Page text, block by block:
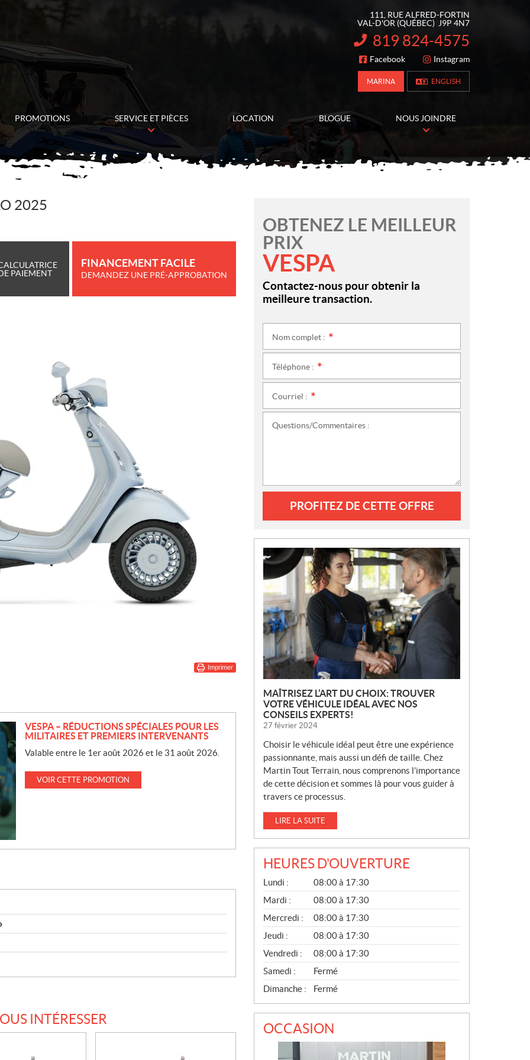
111, RUE ALFRED-FORTIN
VAL-D'OR (QUÉBEC) J9P 4N7
INFORMATION :
819 824-4575
SUIVEZ-NOUS
Facebook Instagram
MARINA ENGLISH
PROMOTIONS SERVICE ET PIÈCES LOCATION BLOGUE NOUS JOINDRE
2025
PAIEMENT
FINANCEMENT FACILE
DEMANDEZ UNE PRÉ-APPROBATION
Imprimer
VESPA – RÉDUCTIONS SPÉCIALES POUR LES
MILITAIRES ET PREMIERS INTERVENANTS
Valable entre le 1er août 2026 et le 31 août 2026.
VOIR CETTE PROMOTION
INTÉRESSER
OBTENEZ LE MEILLEUR
PRIX
VESPA
Contactez-nous pour obtenir la
meilleure transaction.
Nom complet :
Téléphone :
Courriel :
Questions/Commentaires :
PROFITEZ DE CETTE OFFRE
N
O
U
V
E
L
L
S
MAÎTRISEZ L’ART DU CHOIX: TROUVER
VOTRE VÉHICULE IDÉAL AVEC NOS
CONSEILS EXPERTS!
27 février 2024
Choisir le véhicule idéal peut être une expérience
passionnante, mais aussi un défi de taille. Chez
Martin Tout Terrain, nous comprenons l’importance
de cette décision et sommes là pour vous guider à
travers ce processus.
LIRE LA SUITE
HEURES D'OUVERTURE
G
É
N
É
R
A
L
Lundi :
08:00 à 17:30
Mardi :
08:00 à 17:30
Mercredi :
08:00 à 17:30
Jeudi :
08:00 à 17:30
Vendredi :
08:00 à 17:30
Samedi :
Fermé
Dimanche :
Fermé
OCCASION